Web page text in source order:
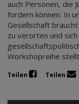
auch Personen, die
fordern können. In
Gesellschaft
zu verorten und
Workshopreihe
Teilen Teilen